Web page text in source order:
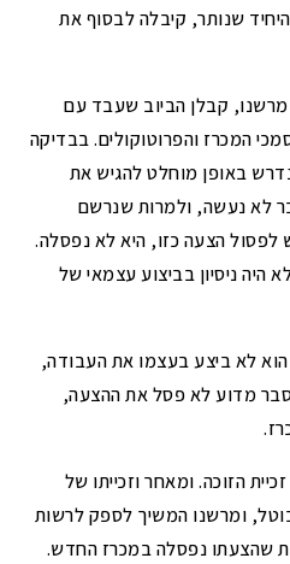
שנותר, קיבלה לבסוף את
קבלן הביוב שעבד עם
המכרז והפרוטוקולים. בבדיקה
באופן מוחלט להגיש את
לא נעשה, ולמרות שנרשם
לפסול הצעה כזו, היא לא נפסלה.
היה ניסיון בביצוע עצמאי של
לא ביצע בעצמו את העבודה,
מדוע לא פסל את ההצעה,
הזוכה. ומאחר וזכייתו של
ומרשנו המשיך לספק לרשות
שהצעתו נפסלה במכרז החדש.